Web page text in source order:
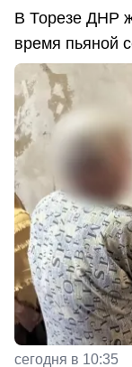
В Торезе ДНР
время пьяной
сегодня в 10:35